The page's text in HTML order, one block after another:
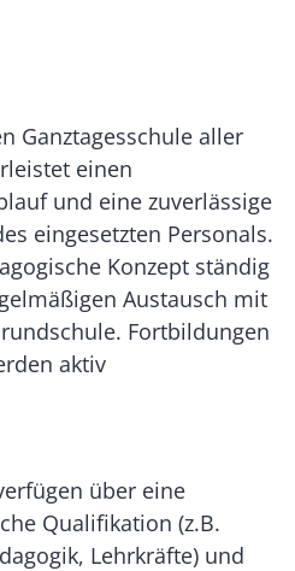
Ganztagesschule aller
einen
und eine zuverlässige
eingesetzten Personals.
Konzept ständig
Austausch mit
Fortbildungen
aktiv
über eine
Qualifikation (z.B.
Lehrkräfte) und